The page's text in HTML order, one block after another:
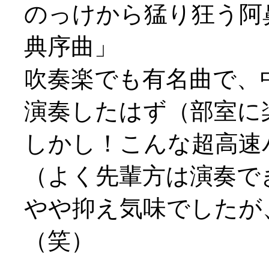
のっけから猛り狂う
典序曲」
吹奏楽でも有名曲で
演奏したはず（部室
しかし！こんな超高
（よく先輩方は演奏
やや抑え気味でした
（笑）